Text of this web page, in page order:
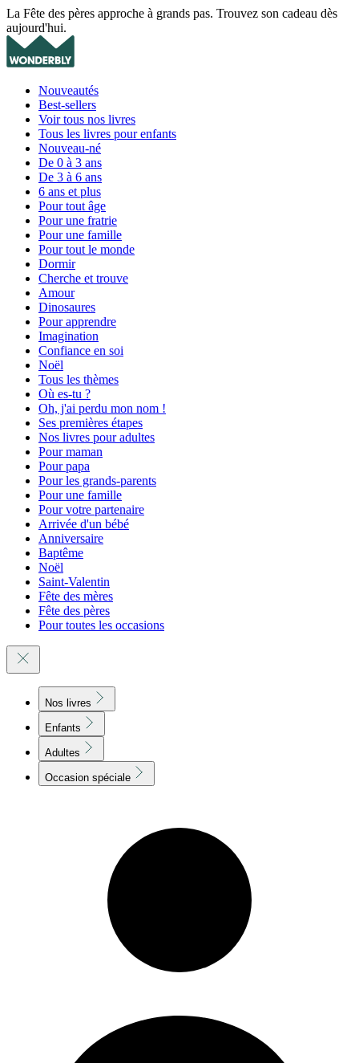
La Fête des pères approche à grands pas. Trouvez son cadeau dès
aujourd'hui.
Nouveautés
Best-sellers
Voir tous nos livres
Tous les livres pour enfants
Nouveau-né
De 0 à 3 ans
De 3 à 6 ans
6 ans et plus
Pour tout âge
Pour une fratrie
Pour une famille
Pour tout le monde
Dormir
Cherche et trouve
Amour
Dinosaures
Pour apprendre
Imagination
Confiance en soi
Noël
Tous les thèmes
Où es-tu ?
Oh, j'ai perdu mon nom !
Ses premières étapes
Nos livres pour adultes
Pour maman
Pour papa
Pour les grands-parents
Pour une famille
Pour votre partenaire
Arrivée d'un bébé
Anniversaire
Baptême
Noël
Saint-Valentin
Fête des mères
Fête des pères
Pour toutes les occasions
Nos livres
Enfants
Adultes
Occasion spéciale